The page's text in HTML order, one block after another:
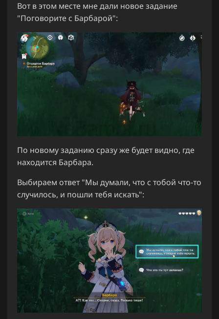
Вот в этом месте мне дали новое задание
"Поговорите с Барбарой":
По новому заданию сразу же будет видно, где
находится Барбара.
Выбираем ответ "Мы думали, что с тобой что-то
случилось, и пошли тебя искать":